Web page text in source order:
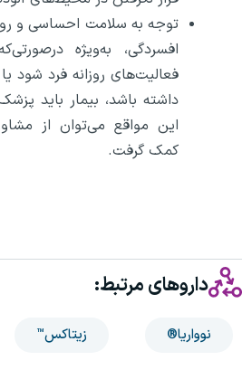
توجه به سلامت احساسی و
افسردگی، به‌ویژه
فعالیت‌های روزانه فرد شود
داشته باشد، بیمار باید
این مواقع می‌توان از
کمک گرفت.
داروهای مرتبط:
نوواریا® زیتاکس™